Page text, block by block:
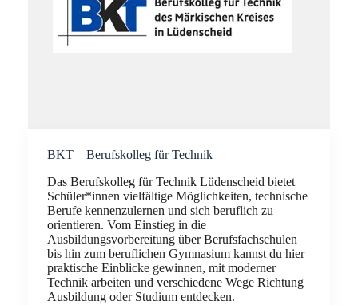
BKT – Berufskolleg für Technik
Das Berufskolleg für Technik Lüdenscheid bietet
Schüler*innen vielfältige Möglichkeiten, technische
Berufe kennenzulernen und sich beruflich zu
orientieren. Vom Einstieg in die
Ausbildungsvorbereitung über Berufsfachschulen
bis hin zum beruflichen Gymnasium kannst du hier
praktische Einblicke gewinnen, mit moderner
Technik arbeiten und verschiedene Wege Richtung
Ausbildung oder Studium entdecken.